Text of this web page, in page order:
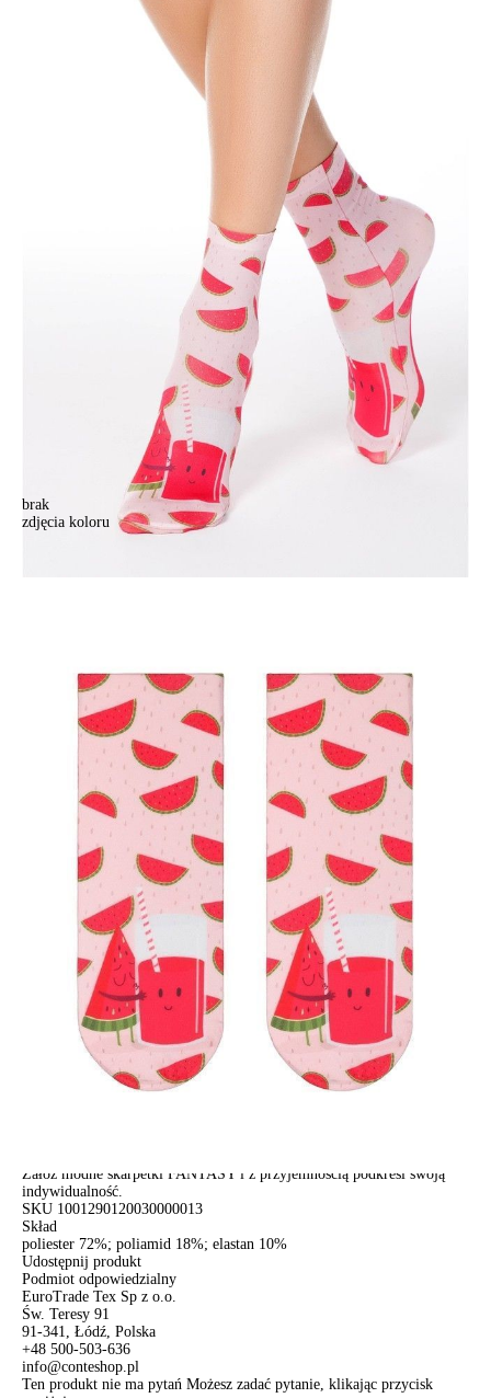
brak
zdjęcia koloru
Skarpety damskie CONTE ELEGANT FANTASY, r.23-25, 013
+
DODAJ DO KOSZYKA
Jak złożyć zamówienie
POWIADOM MNIE O DOSTĘPNOŚCI
ПОЛУЧИТЬ ПО EMAIL
darmowa od 99 zł
czas dostawy: 1-2 dni robocze
Paczkomaty InPost 24/7,
darmowa od 50 zł
czas dostawy: 1-2 dni robocze
Odbiór osobistyw sklepie Conte (Łodz)
pn.- czw. 8:00 - 16:00, pt. 8:00 - 14:00
Opis produktu
Załóż modne skarpetki FANTASY i z przyjemnością podkreśl swoją
indywidualność.
SKU 1001290120030000013
Skład
poliester 72%; poliamid 18%; elastan 10%
Udostępnij produkt
Podmiot odpowiedzialny
EuroTrade Tex Sp z o.o.
Św. Teresy 91
91-341, Łódź, Polska
+48 500-503-636
info@conteshop.pl
Ten produkt nie ma pytań Możesz zadać pytanie, klikając przycisk